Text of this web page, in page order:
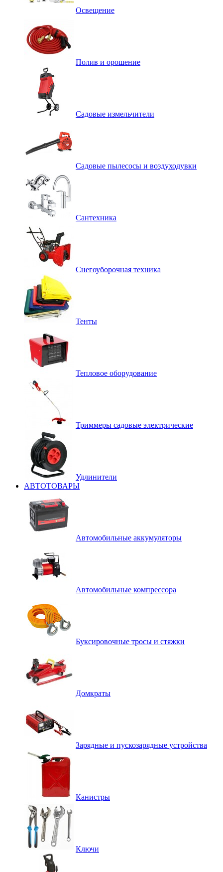
Освещение
Полив и орошение
Садовые измельчители
Садовые пылесосы и воздуходувки
Сантехника
Снегоуборочная техника
Тенты
Тепловое оборудование
Триммеры садовые электрические
Удлинители
АВТОТОВАРЫ
Автомобильные аккумуляторы
Автомобильные компрессора
Буксировочные тросы и стяжки
Домкраты
Зарядные и пускозарядные устройства
Канистры
Ключи